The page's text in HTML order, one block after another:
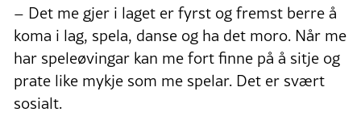
– Det me gjer i laget er fyrst og fremst berre å
koma i lag, spela, danse og ha det moro. Når me
har speleøvingar kan me fort finne på å sitje og
prate like mykje som me spelar. Det er svært
sosialt.